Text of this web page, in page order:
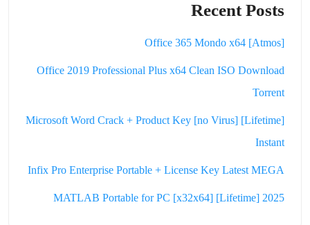
Recent Posts
Office 365 Mondo x64 [Atmos]
Office 2019 Professional Plus x64 Clean ISO Dоwnlоad
Torrent
Microsoft Word Crack + Product Key [no Virus] [Lifetime]
Instant
Infix Pro Enterprise Portable + License Key Latest MEGA
MATLAB Portable for PC [x32x64] [Lifetime] 2025